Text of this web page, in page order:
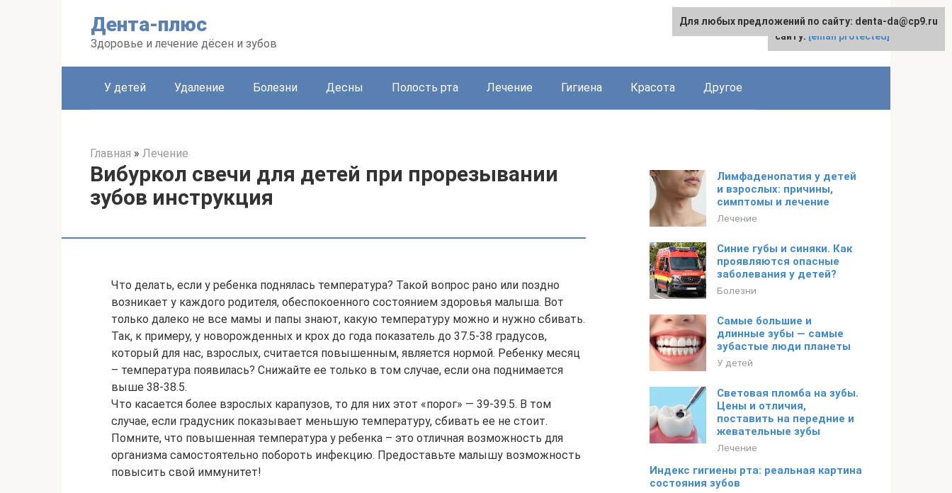
Дента-плюс
Здоровье и лечение дёсен и зубов
English
У детей Удаление Болезни Десны Полость рта Лечение Гигиена Красота Другое
Главная » Лечение
Вибуркол свечи для детей при прорезывании
зубов инструкция
Что делать, если у ребенка поднялась температура? Такой вопрос рано или поздно
возникает у каждого родителя, обеспокоенного состоянием здоровья малыша. Вот
только далеко не все мамы и папы знают, какую температуру можно и нужно сбивать.
Так, к примеру, у новорожденных и крох до года показатель до 37.5-38 градусов,
который для нас, взрослых, считается повышенным, является нормой. Ребенку месяц
– температура появилась? Снижайте ее только в том случае, если она поднимается
выше 38-38.5.
Что касается более взрослых карапузов, то для них этот «порог» — 39-39.5. В том
случае, если градусник показывает меньшую температуру, сбивать ее не стоит.
Помните, что повышенная температура у ребенка – это отличная возможность для
организма самостоятельно побороть инфекцию. Предоставьте малышу возможность
повысить свой иммунитет!
Лимфаденопатия у детей
и взрослых: причины,
симптомы и лечение
Лечение
Синие губы и синяки. Как
проявляются опасные
заболевания у детей?
Болезни
Самые большие и
длинные зубы — самые
зубастые люди планеты
У детей
Световая пломба на зубы.
Цены и отличия,
поставить на передние и
жевательные зубы
Лечение
Индекс гигиены рта: реальная картина
состояния зубов
Для любых предложений по
сайту: [email protected]
Для любых предложений по сайту: denta-da@cp9.ru